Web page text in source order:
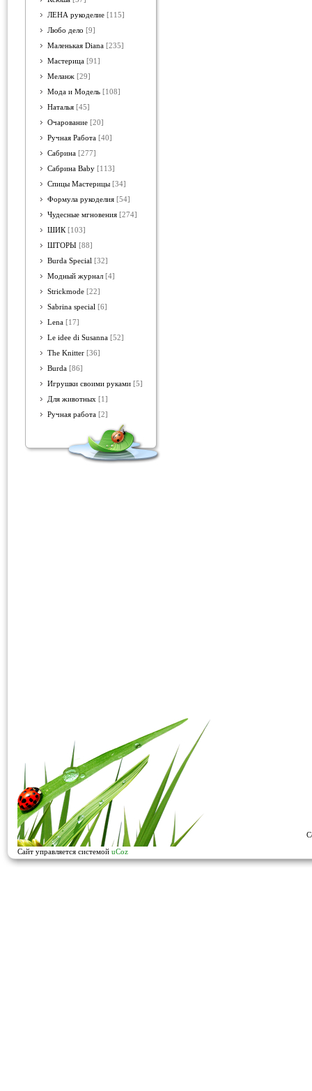
ЛЕНА рукоделие [115]
Любо дело [9]
Маленькая Diana [235]
Мастерица [91]
Меланж [29]
Мода и Модель [108]
Наталья [45]
Очарование [20]
Ручная Работа [40]
Сабрина [277]
Сабрина Baby [113]
Спицы Мастерицы [34]
Формула рукоделия [54]
Чудесные мгновения [274]
ШИК [103]
ШТОРЫ [88]
Burda Special [32]
Модный журнал [4]
Strickmode [22]
Sabrina special [6]
Lena [17]
Le idee di Susanna [52]
The Knitter [36]
Burda [86]
Игрушки своими руками [5]
Для животных [1]
Ручная работа [2]
Сайт управляется системой uCoz